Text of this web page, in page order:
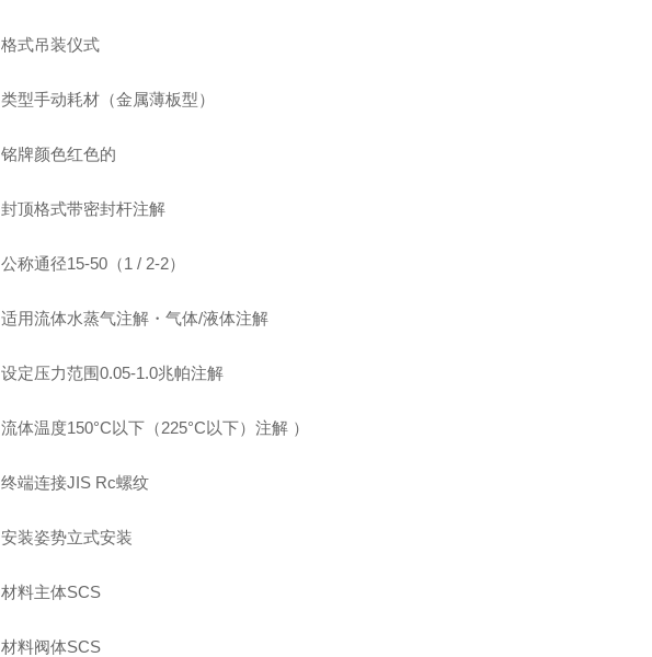
格式吊装仪式
类型手动耗材（金属薄板型）
铭牌颜色红色的
封顶格式带密封杆注解
公称通径15-50（1 / 2-2）
适用流体水蒸气注解・气体/液体注解
设定压力范围0.05-1.0兆帕注解
流体温度150°C以下（225°C以下）注解 ）
终端连接JIS Rc螺纹
安装姿势立式安装
材料主体SCS
材料阀体SCS